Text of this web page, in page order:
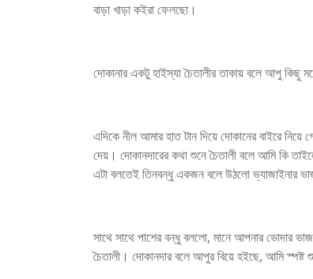
বাড়া খাড়া কইরা ফেলছো।
দোকানার একটু হাইস্যা চৈতালীর তাকায় বলে আপু কিছু
এদিকে নীল আমার হাত টান দিয়ে দোকানের বাইরে
দেয়। দোকানদারের কথা শুনে চৈতালী বলে আমি কি
এটা বলতেই তিনবন্ধু একজন বলে উঠলো ভ্যাজাইনার
সাথে সাথে পাশের বন্ধু বললো, মানে আপনার ভোদার
চৈতালী। দোকানদার বলে আপুর বিয়ে হইছে, আমি স্পষ্ট